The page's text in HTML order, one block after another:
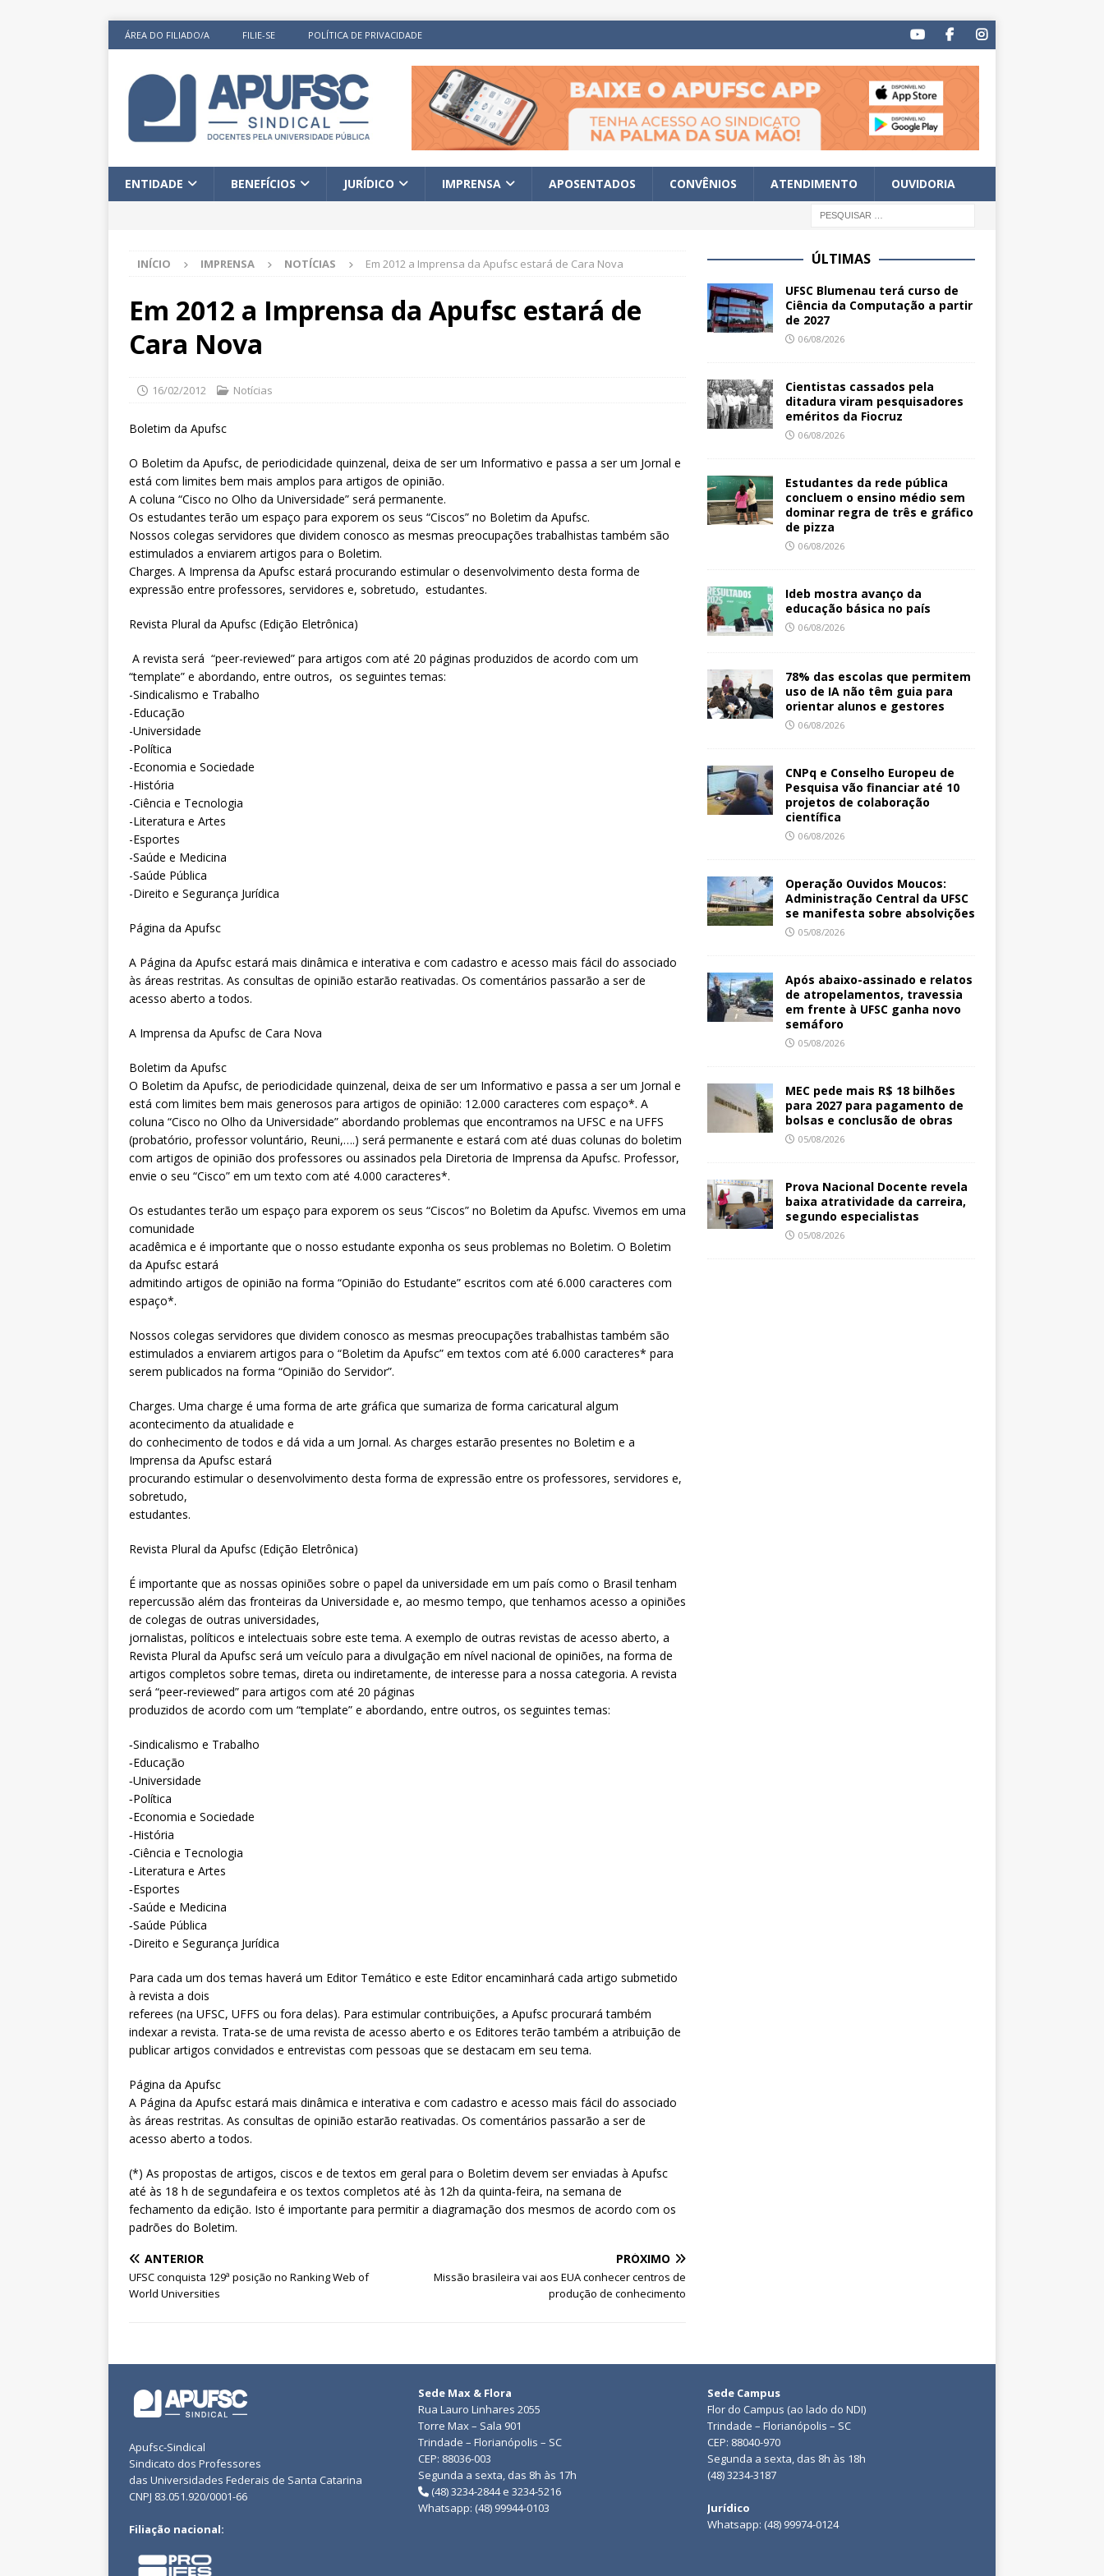
ÁREA DO FILIADO/A FILIE-SE POLÍTICA DE PRIVACIDADE
ENTIDADE BENEFÍCIOS JURÍDICO IMPRENSA APOSENTADOS CONVÊNIOS ATENDIMENTO OUVIDORIA
INÍCIO IMPRENSA NOTÍCIAS Em 2012 a Imprensa da Apufsc estará de Cara Nova
Em 2012 a Imprensa da Apufsc estará de
Cara Nova
16/02/2012 Notícias
Boletim da Apufsc
O Boletim da Apufsc, de periodicidade quinzenal, deixa de ser um Informativo e passa a ser um Jornal e
está com limites bem mais amplos para artigos de opinião.
A coluna “Cisco no Olho da Universidade” será permanente.
Os estudantes terão um espaço para exporem os seus “Ciscos” no Boletim da Apufsc.
Nossos colegas servidores que dividem conosco as mesmas preocupações trabalhistas também são
estimulados a enviarem artigos para o Boletim.
Charges. A Imprensa da Apufsc estará procurando estimular o desenvolvimento desta forma de
expressão entre professores, servidores e, sobretudo, estudantes.
Revista Plural da Apufsc (Edição Eletrônica)
A revista será “peer-reviewed” para artigos com até 20 páginas produzidos de acordo com um
“template” e abordando, entre outros, os seguintes temas:
-Sindicalismo e Trabalho
-Educação
-Universidade
-Política
-Economia e Sociedade
-História
-Ciência e Tecnologia
-Literatura e Artes
-Esportes
-Saúde e Medicina
-Saúde Pública
-Direito e Segurança Jurídica
Página da Apufsc
A Página da Apufsc estará mais dinâmica e interativa e com cadastro e acesso mais fácil do associado
às áreas restritas. As consultas de opinião estarão reativadas. Os comentários passarão a ser de
acesso aberto a todos.
A Imprensa da Apufsc de Cara Nova
Boletim da Apufsc
O Boletim da Apufsc, de periodicidade quinzenal, deixa de ser um Informativo e passa a ser um Jornal e
está com limites bem mais generosos para artigos de opinião: 12.000 caracteres com espaço*. A
coluna “Cisco no Olho da Universidade” abordando problemas que encontramos na UFSC e na UFFS
(probatório, professor voluntário, Reuni,….) será permanente e estará com até duas colunas do boletim
com artigos de opinião dos professores ou assinados pela Diretoria de Imprensa da Apufsc. Professor,
envie o seu “Cisco” em um texto com até 4.000 caracteres*.
Os estudantes terão um espaço para exporem os seus “Ciscos” no Boletim da Apufsc. Vivemos em uma
comunidade
acadêmica e é importante que o nosso estudante exponha os seus problemas no Boletim. O Boletim
da Apufsc estará
admitindo artigos de opinião na forma “Opinião do Estudante” escritos com até 6.000 caracteres com
espaço*.
Nossos colegas servidores que dividem conosco as mesmas preocupações trabalhistas também são
estimulados a enviarem artigos para o “Boletim da Apufsc” em textos com até 6.000 caracteres* para
serem publicados na forma “Opinião do Servidor”.
Charges. Uma charge é uma forma de arte gráfica que sumariza de forma caricatural algum
acontecimento da atualidade e
do conhecimento de todos e dá vida a um Jornal. As charges estarão presentes no Boletim e a
Imprensa da Apufsc estará
procurando estimular o desenvolvimento desta forma de expressão entre os professores, servidores e,
sobretudo,
estudantes.
Revista Plural da Apufsc (Edição Eletrônica)
É importante que as nossas opiniões sobre o papel da universidade em um país como o Brasil tenham
repercussão além das fronteiras da Universidade e, ao mesmo tempo, que tenhamos acesso a opiniões
de colegas de outras universidades,
jornalistas, políticos e intelectuais sobre este tema. A exemplo de outras revistas de acesso aberto, a
Revista Plural da Apufsc será um veículo para a divulgação em nível nacional de opiniões, na forma de
artigos completos sobre temas, direta ou indiretamente, de interesse para a nossa categoria. A revista
será “peer‐reviewed” para artigos com até 20 páginas
produzidos de acordo com um “template” e abordando, entre outros, os seguintes temas:
‐Sindicalismo e Trabalho
‐Educação
‐Universidade
‐Política
‐Economia e Sociedade
‐História
‐Ciência e Tecnologia
‐Literatura e Artes
‐Esportes
‐Saúde e Medicina
‐Saúde Pública
‐Direito e Segurança Jurídica
Para cada um dos temas haverá um Editor Temático e este Editor encaminhará cada artigo submetido
à revista a dois
referees (na UFSC, UFFS ou fora delas). Para estimular contribuições, a Apufsc procurará também
indexar a revista. Trata‐se de uma revista de acesso aberto e os Editores terão também a atribuição de
publicar artigos convidados e entrevistas com pessoas que se destacam em seu tema.
Página da Apufsc
A Página da Apufsc estará mais dinâmica e interativa e com cadastro e acesso mais fácil do associado
às áreas restritas. As consultas de opinião estarão reativadas. Os comentários passarão a ser de
acesso aberto a todos.
(*) As propostas de artigos, ciscos e de textos em geral para o Boletim devem ser enviadas à Apufsc
até às 18 h de segundafeira e os textos completos até às 12h da quinta‐feira, na semana de
fechamento da edição. Isto é importante para permitir a diagramação dos mesmos de acordo com os
padrões do Boletim.
ANTERIOR
UFSC conquista 129ª posição no Ranking Web of
World Universities
PRÓXIMO
Missão brasileira vai aos EUA conhecer centros de
produção de conhecimento
ÚLTIMAS
UFSC Blumenau terá curso de
Ciência da Computação a partir
de 2027
06/08/2026
Cientistas cassados pela
ditadura viram pesquisadores
eméritos da Fiocruz
06/08/2026
Estudantes da rede pública
concluem o ensino médio sem
dominar regra de três e gráfico
de pizza
06/08/2026
Ideb mostra avanço da
educação básica no país
06/08/2026
78% das escolas que permitem
uso de IA não têm guia para
orientar alunos e gestores
06/08/2026
CNPq e Conselho Europeu de
Pesquisa vão financiar até 10
projetos de colaboração
científica
06/08/2026
Operação Ouvidos Moucos:
Administração Central da UFSC
se manifesta sobre absolvições
05/08/2026
Após abaixo-assinado e relatos
de atropelamentos, travessia
em frente à UFSC ganha novo
semáforo
05/08/2026
MEC pede mais R$ 18 bilhões
para 2027 para pagamento de
bolsas e conclusão de obras
05/08/2026
Prova Nacional Docente revela
baixa atratividade da carreira,
segundo especialistas
05/08/2026
Apufsc-Sindical
Sindicato dos Professores
das Universidades Federais de Santa Catarina
CNPJ 83.051.920/0001-66
Filiação nacional:
Sede Max & Flora
Rua Lauro Linhares 2055
Torre Max – Sala 901
Trindade – Florianópolis – SC
CEP: 88036-003
Segunda a sexta, das 8h às 17h
(48) 3234-2844 e 3234-5216
Whatsapp: (48) 99944-0103
Sede Campus
Flor do Campus (ao lado do NDI)
Trindade – Florianópolis – SC
CEP: 88040-970
Segunda a sexta, das 8h às 18h
(48) 3234-3187
Jurídico
Whatsapp: (48) 99974-0124